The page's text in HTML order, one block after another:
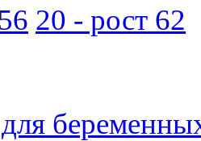
20 - рост 62